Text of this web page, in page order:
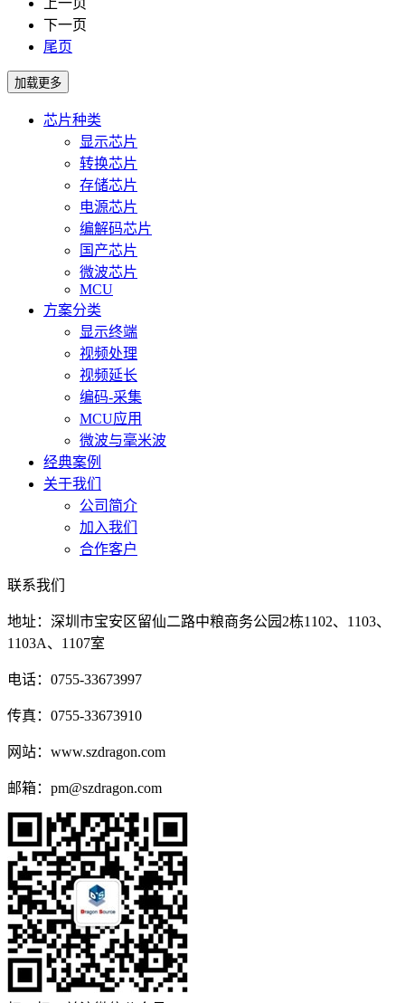
下一页
尾页
芯片种类
显示芯片
转换芯片
存储芯片
电源芯片
编解码芯片
国产芯片
微波芯片
MCU
方案分类
显示终端
视频处理
视频延长
编码-采集
MCU应用
微波与毫米波
经典案例
关于我们
公司简介
加入我们
合作客户
联系我们
地址：深圳市宝安区留仙二路中粮商务公园2栋1102、1103、
1103A、1107室
电话：0755-33673997
传真：0755-33673910
网站：www.szdragon.com
邮箱：pm@szdragon.com